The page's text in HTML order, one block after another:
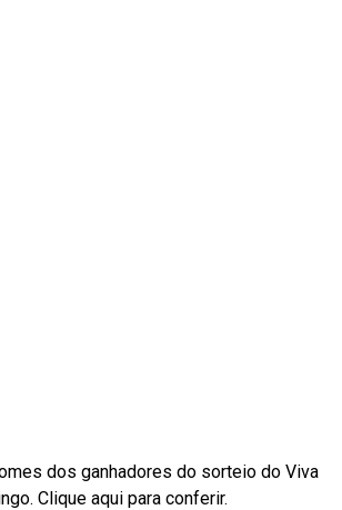
dos ganhadores do sorteio do Viva
Clique aqui para conferir.